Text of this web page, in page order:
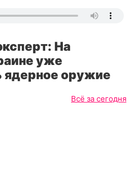
На
уже
ядерное оружие
Всё за сегодня